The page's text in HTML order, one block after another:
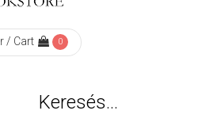
/ Cart 0
Keresés…